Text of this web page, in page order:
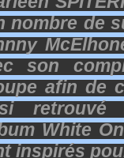
nombre de
son
afin de
retrouvé
White
inspirés